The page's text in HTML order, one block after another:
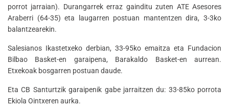
porrot jarraian). Durangarrek erraz gainditu zuten ATE Asesores
Araberri (64-35) eta laugarren postuan mantentzen dira, 3-3ko
balantzearekin.
Salesianos Ikastetxeko derbian, 33-95ko emaitza eta Fundacion
Bilbao Basket-en garaipena, Barakaldo Basket-en aurrean.
Etxekoak bosgarren postuan daude.
Eta CB Santurtzik garaipenik gabe jarraitzen du: 33-85ko porrota
Ekiola Ointxeren aurka.